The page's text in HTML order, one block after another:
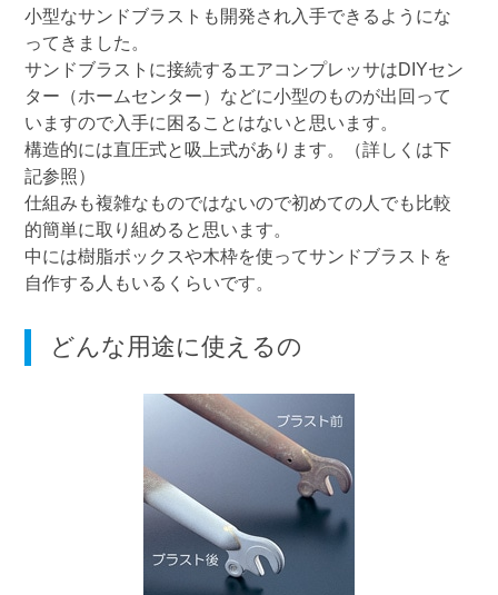
小型なサンドブラストも開発され入手できるようにな
ってきました。
サンドブラストに接続するエアコンプレッサはDIYセン
ター（ホームセンター）などに小型のものが出回って
いますので入手に困ることはないと思います。
構造的には直圧式と吸上式があります。（詳しくは下
記参照）
仕組みも複雑なものではないので初めての人でも比較
的簡単に取り組めると思います。
中には樹脂ボックスや木枠を使ってサンドブラストを
自作する人もいるくらいです。
どんな用途に使えるの